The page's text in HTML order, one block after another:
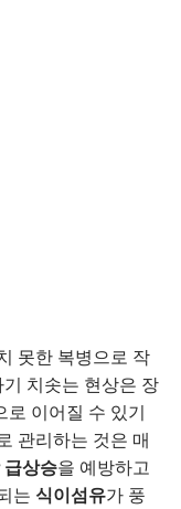
못한 복병으로 작
치솟는 현상은 장
로 이어질 수 있기
관리하는 것은 매
급상승을 예방하고
는 식이섬유가 풍